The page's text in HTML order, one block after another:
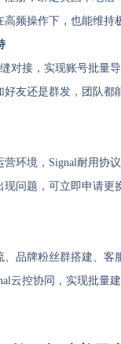
频操作下，也能维持
对接，实现账号批量
好友还是群发，团队都
环境，Signal耐用协
现问题，可立即申请更
品牌粉丝群搭建、客
云控协同，实现批量